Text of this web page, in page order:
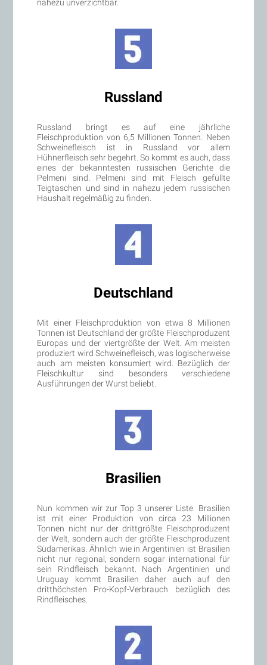
nahezu unverzichtbar.
Russland
Russland bringt es auf eine jährliche
Fleischproduktion von 6,5 Millionen Tonnen. Neben
Schweinefleisch ist in Russland vor allem
Hühnerfleisch sehr begehrt. So kommt es auch, dass
eines der bekanntesten russischen Gerichte die
Pelmeni sind. Pelmeni sind mit Fleisch gefüllte
Teigtaschen und sind in nahezu jedem russischen
Haushalt regelmäßig zu finden.
Deutschland
Mit einer Fleischproduktion von etwa 8 Millionen
Tonnen ist Deutschland der größte Fleischproduzent
Europas und der viertgrößte der Welt. Am meisten
produziert wird Schweinefleisch, was logischerweise
auch am meisten konsumiert wird. Bezüglich der
Fleischkultur sind besonders verschiedene
Ausführungen der Wurst beliebt.
Brasilien
Nun kommen wir zur Top 3 unserer Liste. Brasilien
ist mit einer Produktion von circa 23 Millionen
Tonnen nicht nur der drittgrößte Fleischproduzent
der Welt, sondern auch der größte Fleischproduzent
Südamerikas. Ähnlich wie in Argentinien ist Brasilien
nicht nur regional, sondern sogar international für
sein Rindfleisch bekannt. Nach Argentinien und
Uruguay kommt Brasilien daher auch auf den
dritthöchsten Pro-Kopf-Verbrauch bezüglich des
Rindfleisches.